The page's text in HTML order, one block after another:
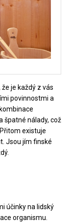
je každý z vás
povinnostmi a
špatné nálady, což
existuje
Jsou jím finské
účinky na lidský
organismu.